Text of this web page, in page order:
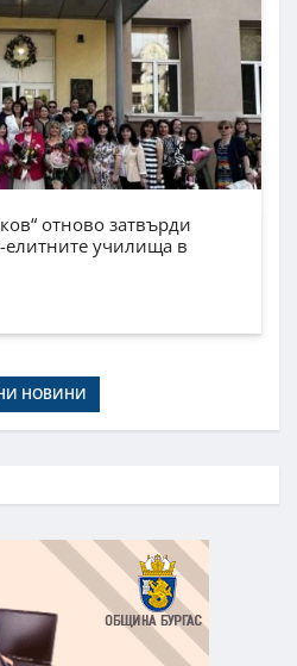
отново затвърди
елитните училища в
НОВИНИ